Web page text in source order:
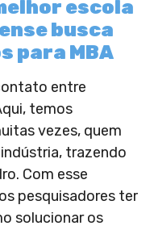
escola
busca
para MBA
entre
temos
vezes, quem
trazendo
Com esse
pesquisadores ter
solucionar os